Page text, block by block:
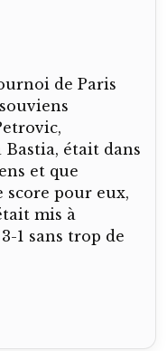
de Paris
souviens
était dans
et que
pour eux,
mis à
1 sans trop de